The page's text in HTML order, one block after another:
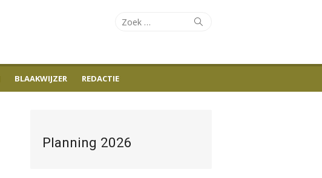
Zoeken
Zoeken
BLAAKWIJZER REDACTIE
Planning 2026